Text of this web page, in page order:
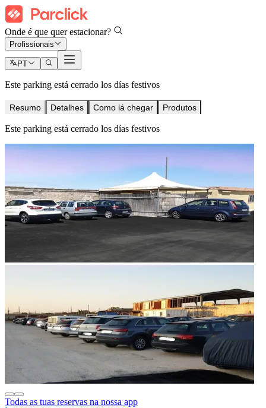
Onde é que quer estacionar?
Profissionais
PT
Este parking está cerrado los días festivos
Resumo Detalhes Como lá chegar Produtos
Este parking está cerrado los días festivos
Todas as tuas reservas na nossa app